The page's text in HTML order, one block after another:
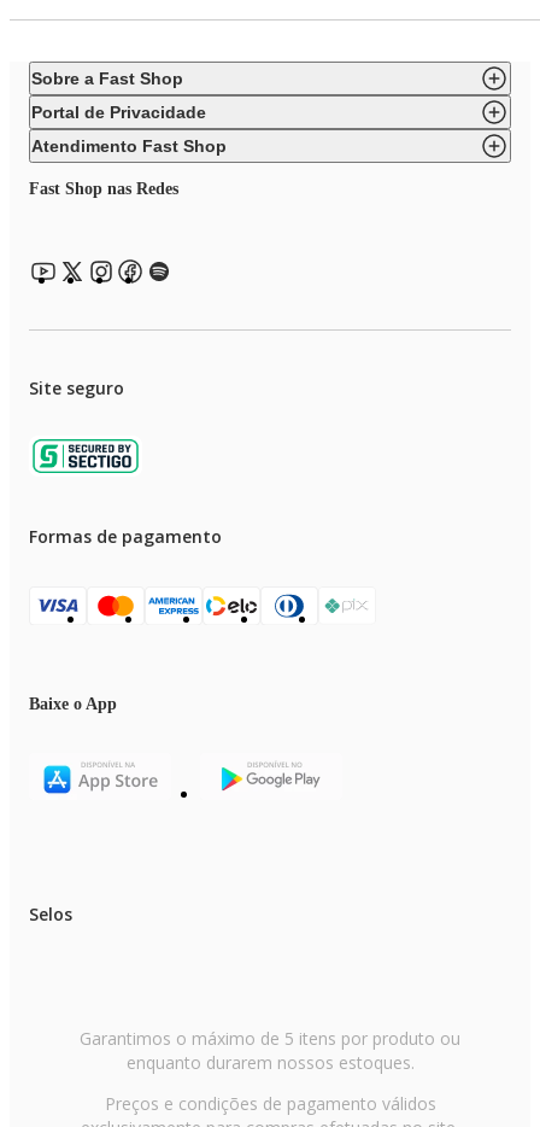
Sobre a Fast Shop
Portal de Privacidade
Atendimento Fast Shop
Fast Shop nas Redes
Site seguro
Formas de pagamento
Baixe o App
Selos
Garantimos o máximo de 5 itens por produto ou
enquanto durarem nossos estoques.
Preços e condições de pagamento válidos